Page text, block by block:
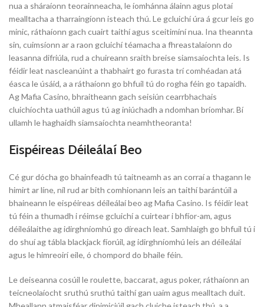
nua a sháraíonn teorainneacha, le íomhánna álainn agus plotaí
mealltacha a tharraingíonn isteach thú. Le gcluichí úra á gcur leis go
minic, ráthaíonn gach cuairt taithí agus sceitimíní nua. Ina theannta
sin, cuimsíonn ar a raon gcluichí téamacha a fhreastalaíonn do
leasanna difriúla, rud a chuireann sraith breise siamsaíochta leis. Is
féidir leat nascleanúint a thabhairt go furasta trí comhéadan atá
éasca le úsáid, a a ráthaíonn go bhfuil tú do rogha féin go tapaidh.
Ag Mafia Casino, bhraitheann gach seisiún cearrbhachais
cluichíochta uathúil agus tú ag iniúchadh a ndomhan bríomhar. Bí
ullamh le haghaidh siamsaíochta neamhtheoranta!
Eispéireas Déileálaí Beo
Cé gur dócha go bhainfeadh tú taitneamh as an corraí a thagann le
himirt ar líne, níl rud ar bith comhionann leis an taithí barántúil a
bhaineann le eispéireas déileálaí beo ag Mafia Casino. Is féidir leat
tú féin a thumadh i réimse gcluichí a cuirtear i bhfíor-am, agus
déileálaithe ag idirghníomhú go díreach leat. Samhlaigh go bhfuil tú i
do shuí ag tábla blackjack fíorúil, ag idirghníomhú leis an déileálaí
agus le himreoirí eile, ó chompord do bhaile féin.
Le deiseanna cosúil le roulette, baccarat, agus poker, ráthaíonn an
teicneolaíocht sruthú sruthú taithí gan uaim agus mealltach duit.